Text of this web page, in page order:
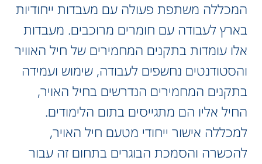
המכללה משתפת פעולה עם מעבדות ייחודיות
בארץ לעבודה עם חומרים מרוכבים. מעבדות
אלו עומדות בתקנים המחמירים של חיל האוויר
והסטודנטים נחשפים לעבודה, שימוש ועמידה
בתקנים המחמירים הנדרשים בחיל האויר,
החיל אליו הם מתגייסים בתום הלימודים.
למכללה אישור ייחודי מטעם חיל האויר,
להכשרה והסמכת הבוגרים בתחום זה עבור